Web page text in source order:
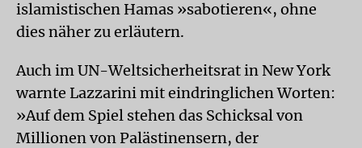
islamistischen Hamas »sabotieren«, ohne
dies näher zu erläutern.
Auch im UN-Weltsicherheitsrat in New York
warnte Lazzarini mit eindringlichen Worten:
»Auf dem Spiel stehen das Schicksal von
Millionen von Palästinensern, der